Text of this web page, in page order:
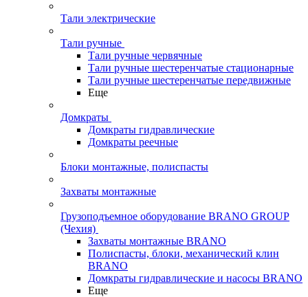
Тали электрические
Тали ручные
Тали ручные червячные
Тали ручные шестеренчатые стационарные
Тали ручные шестеренчатые передвижные
Еще
Домкраты
Домкраты гидравлические
Домкраты реечные
Блоки монтажные, полиспасты
Захваты монтажные
Грузоподъемное оборудование BRANO GROUP
(Чехия)
Захваты монтажные BRANO
Полиспасты, блоки, механический клин
BRANO
Домкраты гидравлические и насосы BRANO
Еще